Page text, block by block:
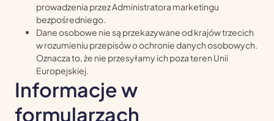
prowadzenia przez Administratora marketingu
bezpośredniego.
Dane osobowe nie są przekazywane od krajów trzecich
w rozumieniu przepisów o ochronie danych osobowych.
Oznacza to, że nie przesyłamy ich poza teren Unii
Europejskiej.
Informacje w
formularzach